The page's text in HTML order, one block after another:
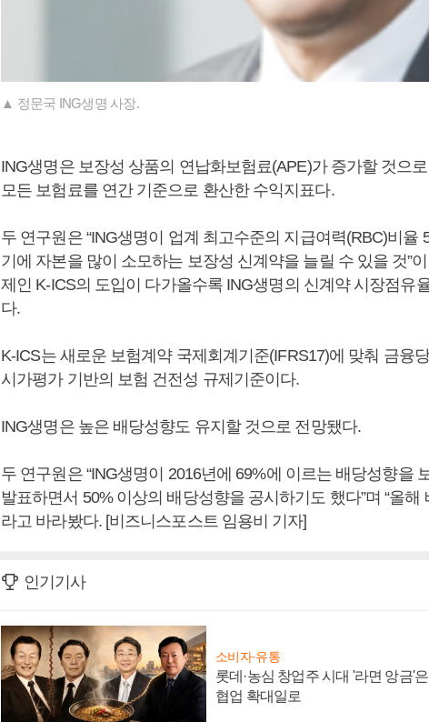
▲ 정문국 ING생명 사장.
ING생명은 보장성 상품의 연납화보험료(APE)가 증가할 것으
모든 보험료를 연간 기준으로 환산한 수익지표다.
두 연구원은 “ING생명이 업계 최고수준의 지급여력(RBC)비율
기에 자본을 많이 소모하는 보장성 신계약을 늘릴 수 있을 것”
제인 K-ICS의 도입이 다가올수록 ING생명의 신계약 시장점유
다.
K-ICS는 새로운 보험계약 국제회계기준(IFRS17)에 맞춰 금융
시가평가 기반의 보험 건전성 규제기준이다.
ING생명은 높은 배당성향도 유지할 것으로 전망됐다.
두 연구원은 “ING생명이 2016년에 69%에 이르는 배당성향을
발표하면서 50% 이상의 배당성향을 공시하기도 했다”며 “올해
라고 바라봤다. [비즈니스포스트 임용비 기자]
인기기사
소비자·유통
롯데·농심 창업주 시대 '라면 앙금'
협업 확대일로